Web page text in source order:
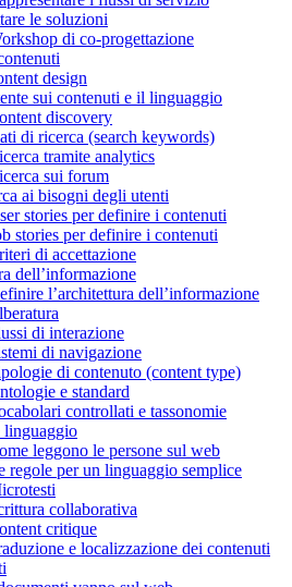
le soluzioni
di co-progettazione
design
sui contenuti e il linguaggio
discovery
di ricerca (search keywords)
tramite analytics
sui forum
ai bisogni degli utenti
stories per definire i contenuti
stories per definire i contenuti
di accettazione
dell’informazione
l’architettura dell’informazione
di interazione
di navigazione
di contenuto (content type)
e standard
controllati e tassonomie
linguaggio
leggono le persone sul web
regole per un linguaggio semplice
collaborativa
critique
e localizzazione dei contenuti